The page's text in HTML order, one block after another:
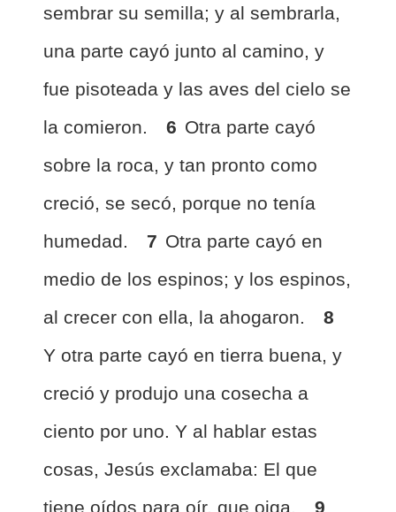
sembrar su semilla; y al sembrarla,
una parte cayó junto al camino, y
fue pisoteada y las aves del cielo se
la comieron.
6 Otra parte cayó
sobre la roca, y tan pronto como
creció, se secó, porque no tenía
humedad.
7 Otra parte cayó en
medio de los espinos; y los espinos,
al crecer con ella, la ahogaron.
8
Y otra parte cayó en tierra buena, y
creció y produjo una cosecha a
ciento por uno. Y al hablar estas
cosas, Jesús exclamaba: El que
tiene oídos para oír, que oiga.
9